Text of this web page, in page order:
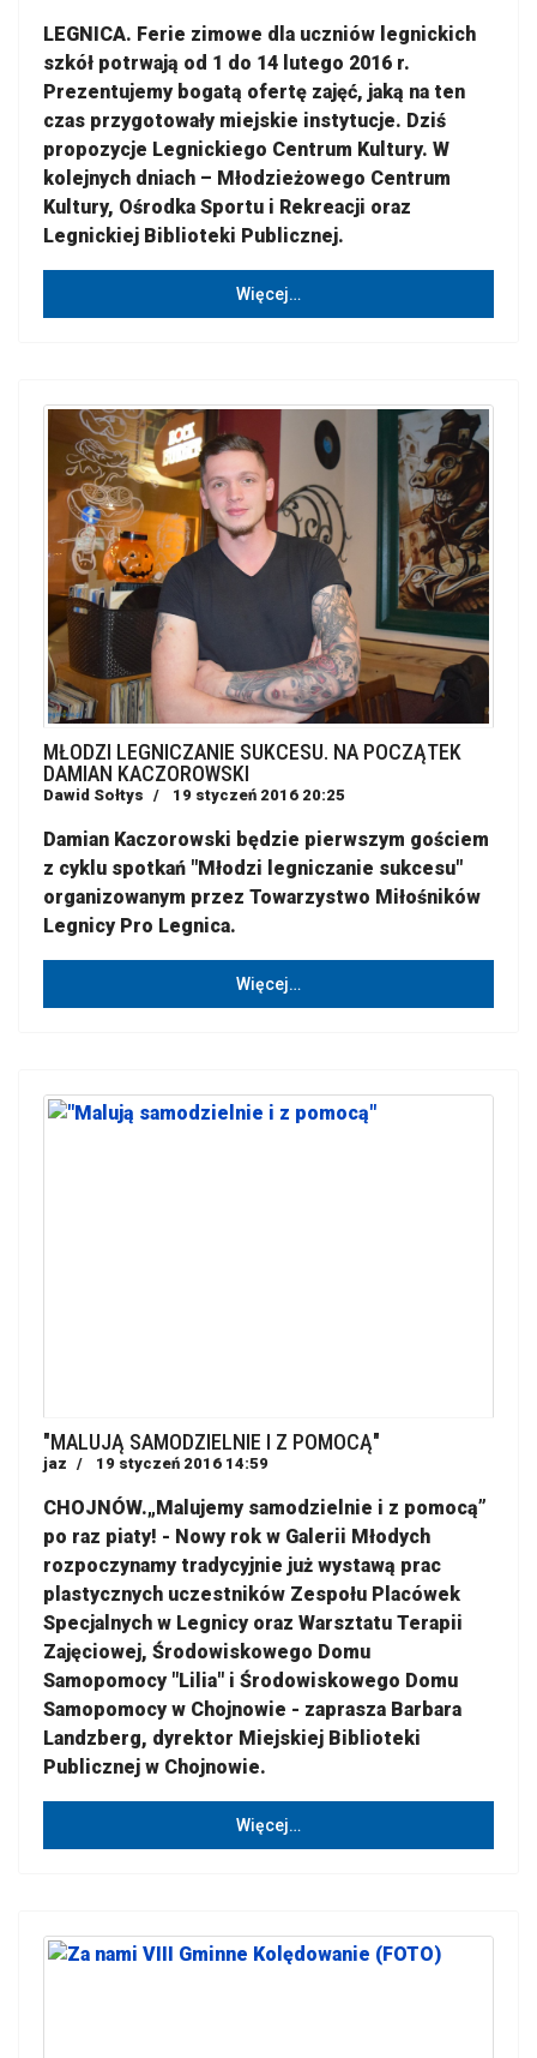
LEGNICA. Ferie zimowe dla uczniów legnickich
szkół potrwają od 1 do 14 lutego 2016 r.
Prezentujemy bogatą ofertę zajęć, jaką na ten
czas przygotowały miejskie instytucje. Dziś
propozycje Legnickiego Centrum Kultury. W
kolejnych dniach – Młodzieżowego Centrum
Kultury, Ośrodka Sportu i Rekreacji oraz
Legnickiej Biblioteki Publicznej.
Więcej…
MŁODZI LEGNICZANIE SUKCESU. NA POCZĄTEK
DAMIAN KACZOROWSKI
Dawid Sołtys 19 styczeń 2016 20:25
Damian Kaczorowski będzie pierwszym gościem
z cyklu spotkań "Młodzi legniczanie sukcesu"
organizowanym przez Towarzystwo Miłośników
Legnicy Pro Legnica.
Więcej…
"MALUJĄ SAMODZIELNIE I Z POMOCĄ"
jaz 19 styczeń 2016 14:59
CHOJNÓW.„Malujemy samodzielnie i z pomocą”
po raz piaty! - Nowy rok w Galerii Młodych
rozpoczynamy tradycyjnie już wystawą prac
plastycznych uczestników Zespołu Placówek
Specjalnych w Legnicy oraz Warsztatu Terapii
Zajęciowej, Środowiskowego Domu
Samopomocy "Lilia" i Środowiskowego Domu
Samopomocy w Chojnowie - zaprasza Barbara
Landzberg, dyrektor Miejskiej Biblioteki
Publicznej w Chojnowie.
Więcej…